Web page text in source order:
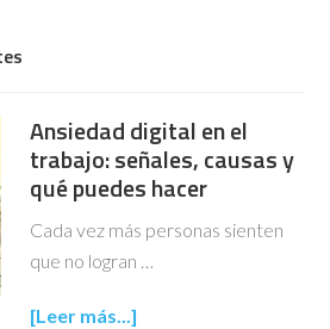
Ansiedad digital en el
trabajo: señales, causas y
qué puedes hacer
Cada vez más personas sienten
que no logran …
[Leer más...]